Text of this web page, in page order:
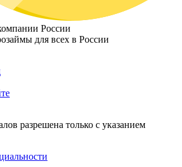
России
для всех в России
разрешена только с указанием